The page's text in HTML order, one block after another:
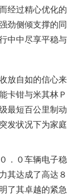
经过精心优化的
劲侧倾支撑的同
中中尽享平稳与
放自如的信心来
卡钳与米其林Ｐ
最短百公里制动
发状况下为家庭
．０车辆电子稳
其达成了高达８
了其卓越的紧急